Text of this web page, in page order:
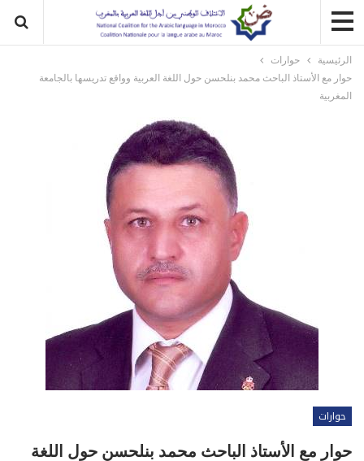
الرئيسية
حوارات
حوار مع الأستاذ الباحث محمد بنلحسن حول اللغة العربية وواقع تدريسها بالجامعة
المغربية
حوارات
حوار مع الأستاذ الباحث محمد بنلحسن حول اللغة